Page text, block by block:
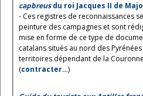
capbreusdu roi Jacques II de
- Ces registres de reconnaissances
peinture des campagnes et sont
mise en forme de ce type de
catalans situés au nord des
territoires dépendant de la
(contracter…)